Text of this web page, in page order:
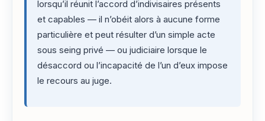
lorsqu’il réunit l’accord d’indivisaires présents
et capables — il n’obéit alors à aucune forme
particulière et peut résulter d’un simple acte
sous seing privé — ou judiciaire lorsque le
désaccord ou l’incapacité de l’un d’eux impose
le recours au juge.